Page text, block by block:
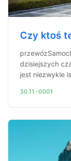
Czy ktoś
dzisiejszych
jest niezwykle
30.11.-0001